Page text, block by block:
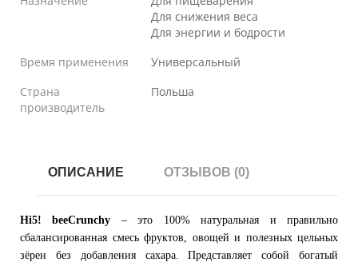
Для снижения веса
Для энергии и бодрости
Время применения
Универсальный
Страна
производитель
Польша
ОПИСАНИЕ ОТЗЫВОВ (0)
Hi5! beeCrunchy
– это 100% натуральная и правильно
сбалансированная смесь фруктов, овощей и полезных цельных
зёрен без добавления сахара. Представляет собой богатый